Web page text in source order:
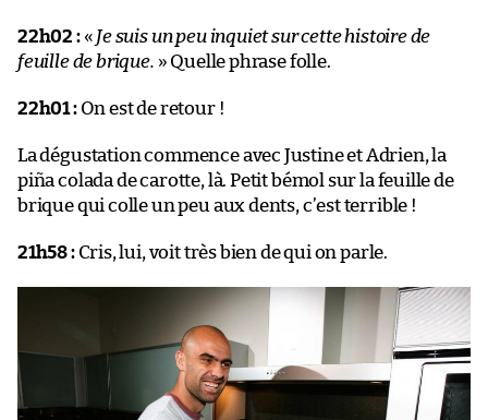
22h02 :« Je suis un peu inquiet sur cette histoire de
feuille de brique. » Quelle phrase folle.
22h01 :On est de retour !
La dégustation commence avec Justine et Adrien, la
piña colada de carotte, là. Petit bémol sur la feuille de
brique qui colle un peu aux dents, c’est terrible !
21h58 :Cris, lui, voit très bien de qui on parle.